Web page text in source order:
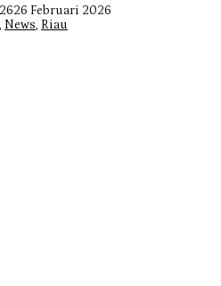
26 Februari 2026
, News, Riau